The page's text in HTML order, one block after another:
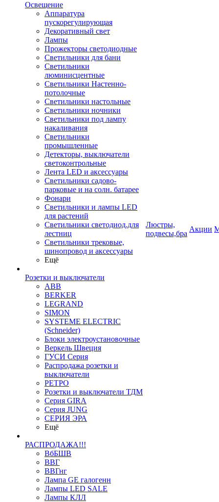
Освещение
Аппаратура
пускорегулирующая
Декоративный свет
Лампы
Прожекторы светодиодные
Светильники для бани
Светильники
люминисцентные
Светильники Настенно-
потолочные
Светильники настольные
Светильники ночники
Светильники под лампу
накаливания
Светильники
промышленные
Детекторы, выключатели
светоконтрольные
Лента LED и аксессуары
Светильники садово-
парковые и на солн. батарее
Фонари
Светильники и лампы LED
для растений
Светильники светодиод.для
лестниц
Светильники трековые,
шинопровод и аксессуары
Ещё
Розетки и выключатели
ABB
BERKER
LEGRAND
SIMON
SYSTEME ELECTRIC
(Schneider)
Блоки электроустановочные
Веркель Швеция
ГУСИ Серия
Распродажа розетки и
выключатели
РЕТРО
Розетки и выключатели ТДМ
Серия GIRA
Серия JUNG
СЕРИЯ ЭРА
Ещё
РАСПРОДАЖА!!!
ВбБШВ
ВВГ
ВВГнг
Лампа GE галогенн
Лампы LED SALE
Лампы КЛЛ
Люстры,
подвесы,бра
Акции